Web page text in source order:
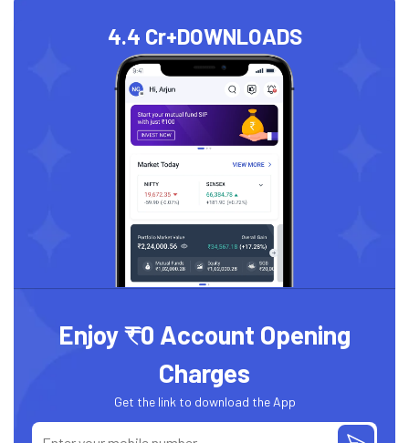
4.4 Cr+DOWNLOADS
Enjoy ₹0 Account Opening
Charges
Get the link to download the App